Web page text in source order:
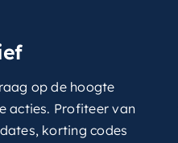
op de hoogte
acties. Profiteer van
korting codes